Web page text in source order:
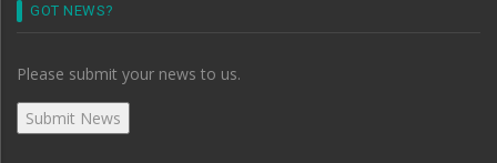
GOT NEWS?
Please submit your news to us.